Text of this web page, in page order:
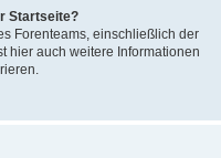
Startseite?
Forenteams, einschließlich der
hier auch weitere Informationen